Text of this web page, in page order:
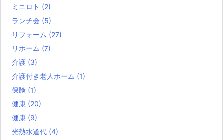
ミニロト (2)
ランチ会 (5)
リフォーム (27)
リホーム (7)
介護 (3)
介護付き老人ホーム (1)
保険 (1)
健康 (20)
健康 (9)
光熱水道代 (4)